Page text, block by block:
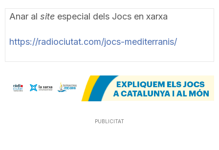
Anar al site especial dels Jocs en xarxa
https://radiociutat.com/jocs-mediterranis/
PUBLICITAT